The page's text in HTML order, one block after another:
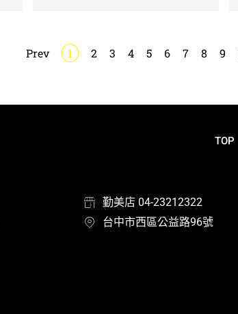
Prev 1 2 3 4 5 6 7 8 9
TOP
勤美店 04-23212322
台中市西區公益路96號